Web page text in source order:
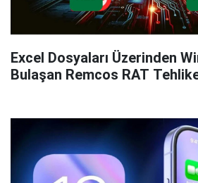
Excel Dosyaları Üzerinden
Bulaşan Remcos RAT